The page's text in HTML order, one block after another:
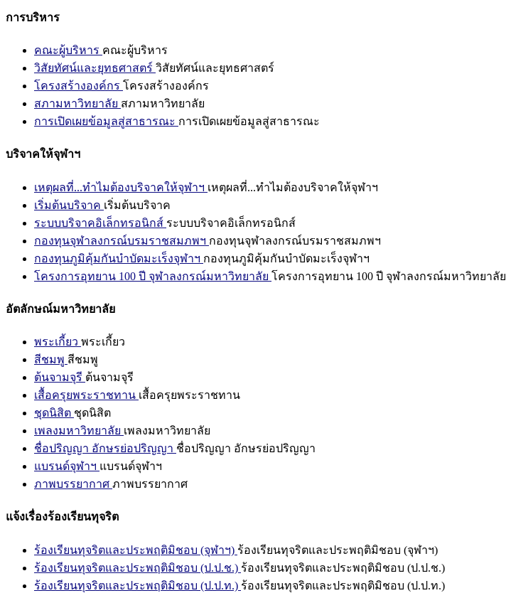
การบริหาร
คณะผู้บริหาร คณะผู้บริหาร
วิสัยทัศน์และยุทธศาสตร์ วิสัยทัศน์และยุทธศาสตร์
โครงสร้างองค์กร โครงสร้างองค์กร
สภามหาวิทยาลัย สภามหาวิทยาลัย
การเปิดเผยข้อมูลสู่สาธารณะ การเปิดเผยข้อมูลสู่สาธารณะ
บริจาคให้จุฬาฯ
เหตุผลที่...ทำไมต้องบริจาคให้จุฬาฯ เหตุผลที่...ทำไมต้องบริจาคให้จุฬาฯ
เริ่มต้นบริจาค เริ่มต้นบริจาค
ระบบบริจาคอิเล็กทรอนิกส์ ระบบบริจาคอิเล็กทรอนิกส์
กองทุนจุฬาลงกรณ์บรมราชสมภพฯ กองทุนจุฬาลงกรณ์บรมราชสมภพฯ
กองทุนภูมิคุ้มกันบำบัดมะเร็งจุฬาฯ กองทุนภูมิคุ้มกันบำบัดมะเร็งจุฬาฯ
โครงการอุทยาน 100 ปี จุฬาลงกรณ์มหาวิทยาลัย โครงการอุทยาน 100 ปี จุฬาลงกรณ์มหาวิทยาลัย
อัตลักษณ์มหาวิทยาลัย
พระเกี้ยว พระเกี้ยว
สีชมพู สีชมพู
ต้นจามจุรี ต้นจามจุรี
เสื้อครุยพระราชทาน เสื้อครุยพระราชทาน
ชุดนิสิต ชุดนิสิต
เพลงมหาวิทยาลัย เพลงมหาวิทยาลัย
ชื่อปริญญา อักษรย่อปริญญา ชื่อปริญญา อักษรย่อปริญญา
แบรนด์จุฬาฯ แบรนด์จุฬาฯ
ภาพบรรยากาศ ภาพบรรยากาศ
แจ้งเรื่องร้องเรียนทุจริต
ร้องเรียนทุจริตและประพฤติมิชอบ (จุฬาฯ) ร้องเรียนทุจริตและประพฤติมิชอบ (จุฬาฯ)
ร้องเรียนทุจริตและประพฤติมิชอบ (ป.ป.ช.) ร้องเรียนทุจริตและประพฤติมิชอบ (ป.ป.ช.)
ร้องเรียนทุจริตและประพฤติมิชอบ (ป.ป.ท.) ร้องเรียนทุจริตและประพฤติมิชอบ (ป.ป.ท.)